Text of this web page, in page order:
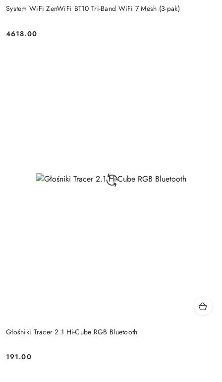
System WiFi ZenWiFi BT10 Tri-Band WiFi 7 Mesh (3-pak)
Price:
4618.00
Głośniki Tracer 2.1 Hi-Cube RGB Bluetooth
Price:
191.00